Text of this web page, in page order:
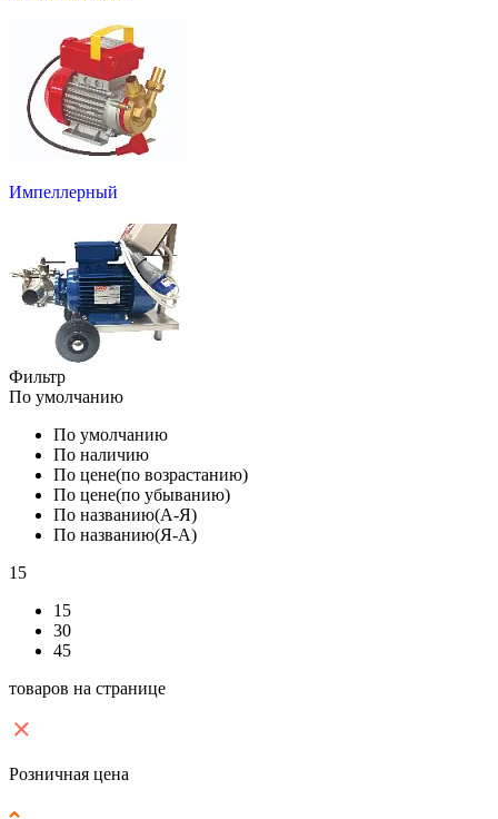
Импеллерный
Фильтр
По умолчанию
По умолчанию
По наличию
По цене(по возрастанию)
По цене(по убыванию)
По названию(А-Я)
По названию(Я-А)
15
15
30
45
товаров на странице
Розничная цена